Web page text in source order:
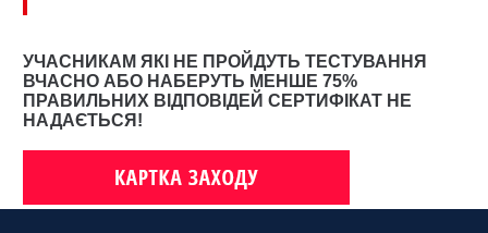
УЧАСНИКАМ ЯКІ НЕ ПРОЙДУТЬ ТЕСТУВАННЯ
ВЧАСНО АБО НАБЕРУТЬ МЕНШЕ 75%
ПРАВИЛЬНИХ ВІДПОВІДЕЙ СЕРТИФІКАТ НЕ
НАДАЄТЬСЯ!